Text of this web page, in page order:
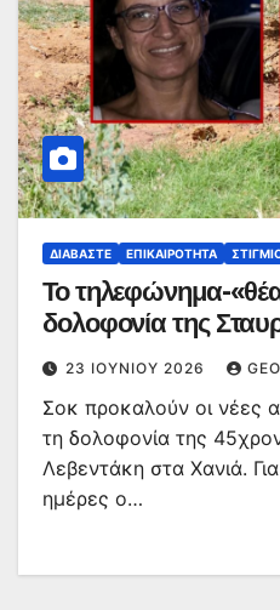
ΔΙΑΒΆΣΤΕ ΕΠΙΚΑΙΡΌΤΗΤΑ
Το τηλεφώνημα-
δολοφονία της
23 ΙΟΥΝΊΟΥ 2026
Σοκ προκαλούν οι νέες
τη δολοφονία της
Λεβεντάκη στα Χανιά.
ημέρες ο…